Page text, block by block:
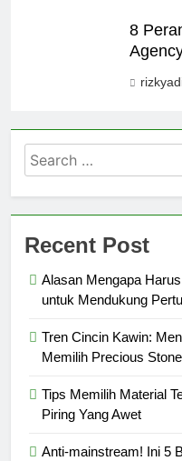
8
Search
for:
Recent Post
Alasan Mengapa
untuk Mendukung
Tren Cincin Kawin:
Memilih Precious
Tips Memilih Material
Piring Yang Awet
Anti-mainstream! Ini 5